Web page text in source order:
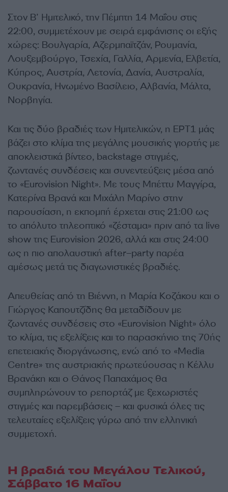
Στον Β’ Ημιτελικό, την Πέμπτη 14 Μαΐου στις
22:00, συμμετέχουν με σειρά εμφάνισης οι εξής
χώρες: Βουλγαρία, Αζερμπαϊτζάν, Ρουμανία,
Λουξεμβούργο, Τσεχία, Γαλλία, Αρμενία, Ελβετία,
Κύπρος, Αυστρία, Λετονία, Δανία, Αυστραλία,
Ουκρανία, Ηνωμένο Βασίλειο, Αλβανία, Μάλτα,
Νορβηγία.
Και τις δύο βραδιές των Ημιτελικών, η ΕΡΤ1 μάς
βάζει στο κλίμα της μεγάλης μουσικής γιορτής με
αποκλειστικά βίντεο, backstage στιγμές,
ζωντανές συνδέσεις και συνεντεύξεις μέσα από
το «Eurovision Night». Με τους Μπέττυ Μαγγίρα,
Κατερίνα Βρανά και Μιχάλη Μαρίνο στην
παρουσίαση, η εκπομπή έρχεται στις 21:00 ως
το απόλυτο τηλεοπτικό «ζέσταμα» πριν από τα live
show της Eurovision 2026, αλλά και στις 24:00
ως η πιο απολαυστική after–party παρέα
αμέσως μετά τις διαγωνιστικές βραδιές.
Απευθείας από τη Βιέννη, η Μαρία Κοζάκου και ο
Γιώργος Καπουτζίδης θα μεταδίδουν με
ζωντανές συνδέσεις στο «Eurovision Night» όλο
το κλίμα, τις εξελίξεις και το παρασκήνιο της 70ής
επετειακής διοργάνωσης, ενώ από το «Media
Centre» της αυστριακής πρωτεύουσας η Κέλλυ
Βρανάκη και ο Θάνος Παπαχάμος θα
συμπληρώνουν το ρεπορτάζ με ξεχωριστές
στιγμές και παρεμβάσεις – και φυσικά όλες τις
τελευταίες εξελίξεις γύρω από την ελληνική
συμμετοχή.
Η βραδιά του Μεγάλου Τελικού,
Σάββατο 16 Μαΐου